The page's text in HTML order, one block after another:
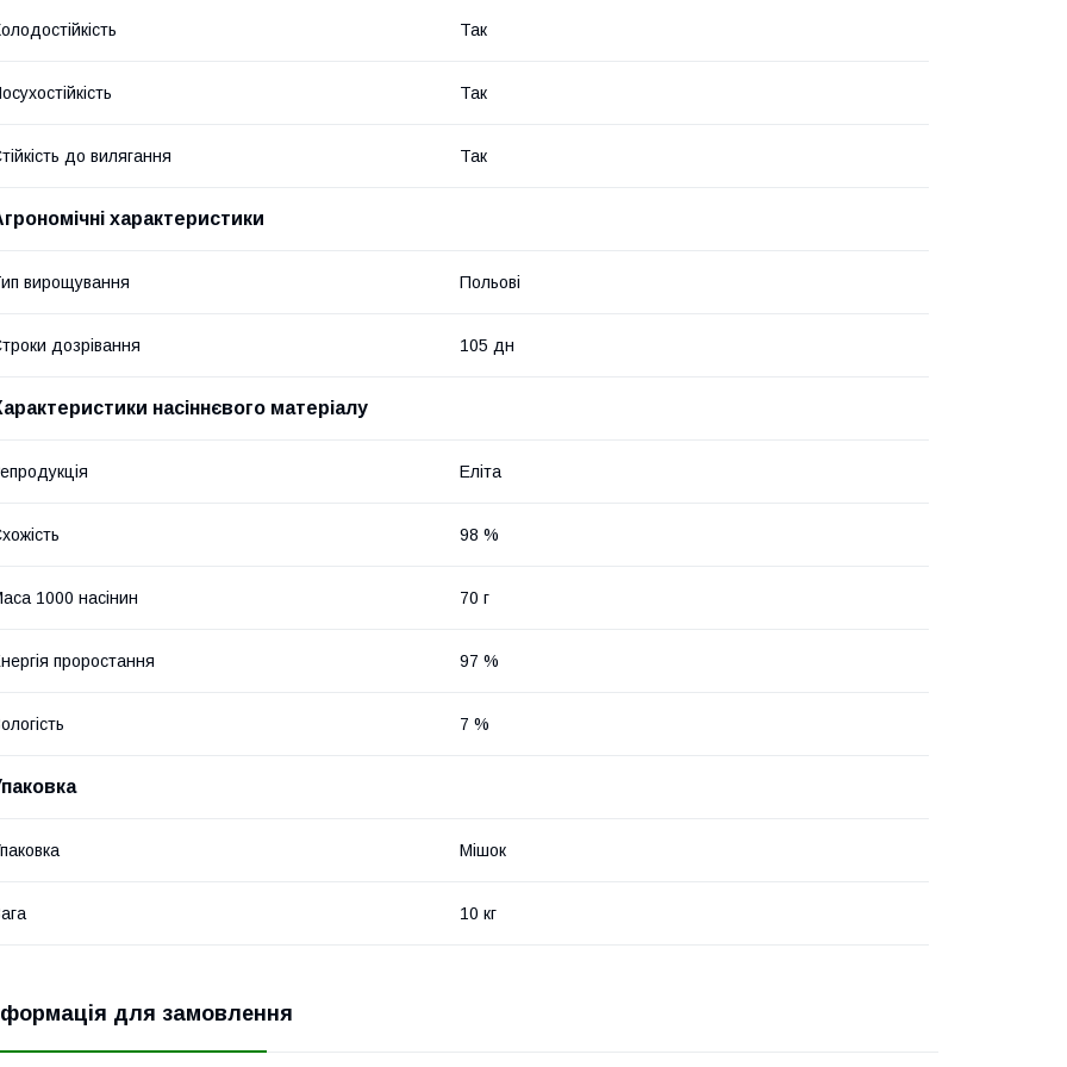
Так
Так
до вилягання Так
характеристики
вирощування Польові
дозрівання 105 дн
насіннєвого матеріалу
Еліта
98 %
1000 насінин 70 г
проростання 97 %
7 %
Мішок
10 кг
для замовлення